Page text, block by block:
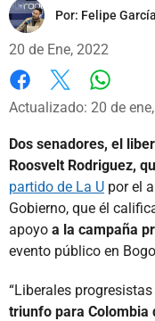
Por: Felipe García
20 de Ene, 2022
Facebook
X
Actualizado: 20 de
Dos senadores, el
Roosvelt Rodriguez,
partido de La U por el
Gobierno, que él
apoyo a la campaña
evento público en
“Liberales
triunfo para Colombia